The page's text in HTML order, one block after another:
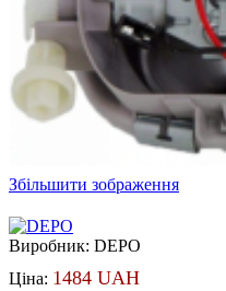
Збільшити зображення
Виробник: DEPO
Ціна: 1484 UAH